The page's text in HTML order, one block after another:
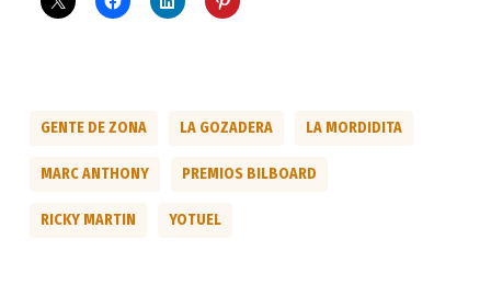
GENTE DE ZONA LA GOZADERA LA MORDIDITA
MARC ANTHONY PREMIOS BILBOARD
RICKY MARTIN YOTUEL